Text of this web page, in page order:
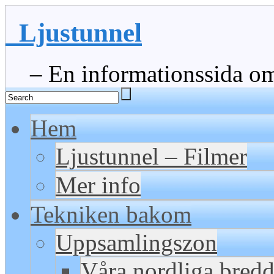
Ljustunnel
– En informationssida
Hem
Ljustunnel – Filmer
Mer info
Tekniken bakom
Uppsamlingszon